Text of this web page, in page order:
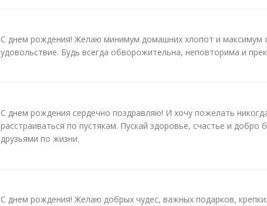
С днем рождения! Желаю минимум домашних хлопот и максимум
удовольствие. Будь всегда обворожительна, неповторима и
С днем рождения сердечно поздравляю! И хочу пожелать
расстраиваться по пустякам. Пускай здоровье, счастье и добро
друзьями по жизни.
С днем рождения! Желаю добрых чудес, важных подарков,